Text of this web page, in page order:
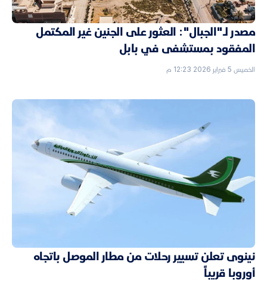
مصدر لـ"الجبال": العثور على الجنين غير المكتمل
المفقود بمستشفى في بابل
الخميس 5 فبراير 2026 12:23 م
نينوى تعلن تسيير رحلات من مطار الموصل باتجاه
أوروبا قريباً